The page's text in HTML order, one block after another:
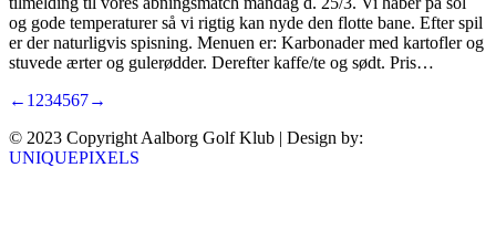
og gode temperaturer så vi rigtig kan nyde den flotte bane. Efter spil
er der naturligvis spisning. Menuen er: Karbonader med kartofler og
stuvede ærter og gulerødder. Derefter kaffe/te og sødt. Pris…
← 1 234567→
© 2023 Copyright Aalborg Golf Klub | Design by:
UNIQUEPIXELS